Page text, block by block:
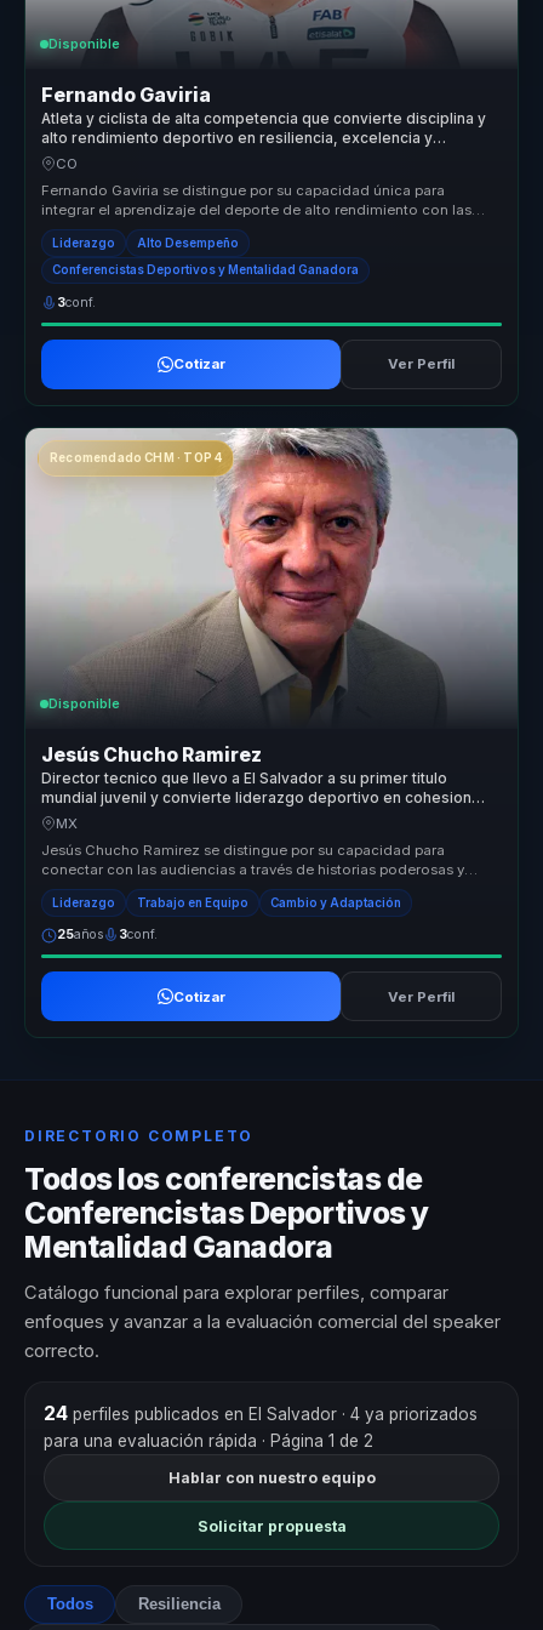
Disponible
Fernando Gaviria
Atleta y ciclista de alta competencia que convierte disciplina y
alto rendimiento deportivo en resiliencia, excelencia y
liderazgo para equipos.
CO
Fernando Gaviria se distingue por su capacidad única para
integrar el aprendizaje del deporte de alto rendimiento con las
exigencias del ...
Liderazgo Alto Desempeño
Conferencistas Deportivos y Mentalidad Ganadora
3conf.
Cotizar Ver Perfil
Recomendado CHM · TOP 4
Disponible
Jesús Chucho Ramirez
Director tecnico que llevo a El Salvador a su primer titulo
mundial juvenil y convierte liderazgo deportivo en cohesion
para equipos.
MX
Jesús Chucho Ramirez se distingue por su capacidad para
conectar con las audiencias a través de historias poderosas y
lecciones aprendida...
Liderazgo Trabajo en Equipo Cambio y Adaptación
25años 3conf.
Cotizar Ver Perfil
DIRECTORIO COMPLETO
Todos los conferencistas de
Conferencistas Deportivos y
Mentalidad Ganadora
Catálogo funcional para explorar perfiles, comparar
enfoques y avanzar a la evaluación comercial del speaker
correcto.
24perfiles publicados en El Salvador · 4 ya priorizados
para una evaluación rápida · Página 1 de 2
Hablar con nuestro equipo
Solicitar propuesta
Todos Resiliencia